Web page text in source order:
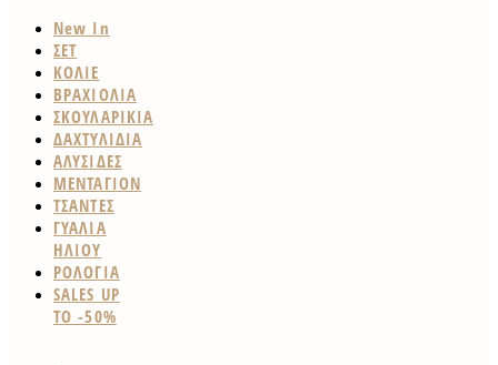
New In
ΣΕΤ
ΚΟΛΙΕ
ΒΡΑΧΙΟΛΙΑ
ΣΚΟΥΛΑΡΙΚΙΑ
ΔΑΧΤΥΛΙΔΙΑ
ΑΛΥΣΙΔΕΣ
ΜΕΝΤΑΓΙΟΝ
ΤΣΑΝΤΕΣ
ΓΥΑΛΙΑ
ΗΛΙΟΥ
ΡΟΛΟΓΙΑ
SALES UP
TO -50%